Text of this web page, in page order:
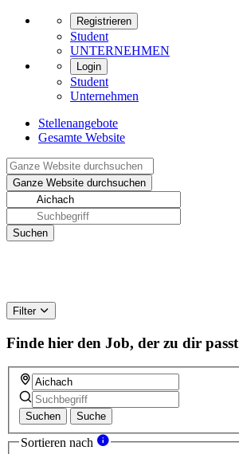
Registrieren
Student
UNTERNEHMEN
Login
Student
Unternehmen
Stellenangebote
Gesamte Website
Filter
Finde hier den Job, der zu dir passt
Suchen Suche
Sortieren nach